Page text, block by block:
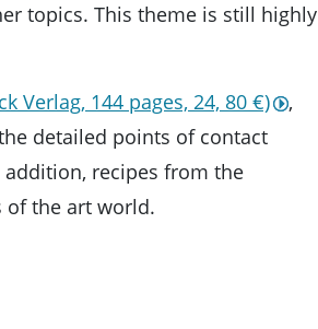
topics. This theme is still highly
Verlag, 144 pages, 24, 80 €)
,
detailed points of contact
recipes from the
of the art world.